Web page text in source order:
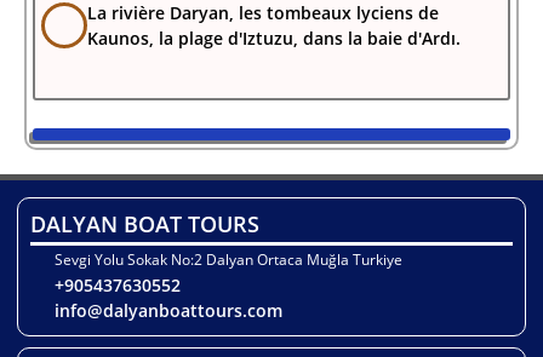
La rivière Daryan, les tombeaux lyciens de
Kaunos, la plage d'Iztuzu, dans la baie d'Ardı.
DALYAN BOAT TOURS
Sevgi Yolu Sokak No:2 Dalyan Ortaca Muğla Turkiye
+905437630552
info@dalyanboattours.com